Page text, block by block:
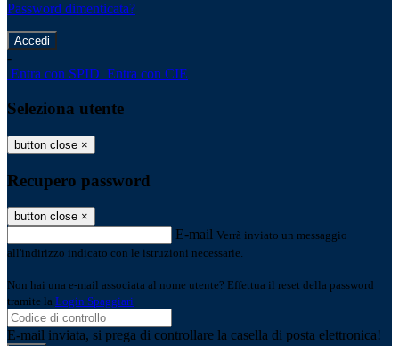
Password dimenticata?
-
Entra con SPID Entra con CIE
Seleziona utente
button close ×
Recupero password
button close ×
E-mail Verrà inviato un messaggio
all'indirizzo indicato con le istruzioni necessarie.
Non hai una e-mail associata al nome utente? Effettua il reset della password
tramite la Login Spaggiari
E-mail inviata, si prega di controllare la casella di posta elettronica!